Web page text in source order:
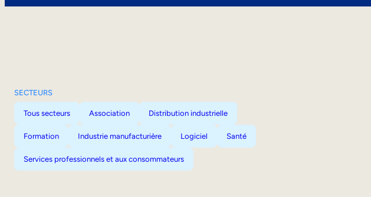
SECTEURS
Tous secteurs Association Distribution industrielle
Formation Industrie manufacturière Logiciel Santé
Services professionnels et aux consommateurs